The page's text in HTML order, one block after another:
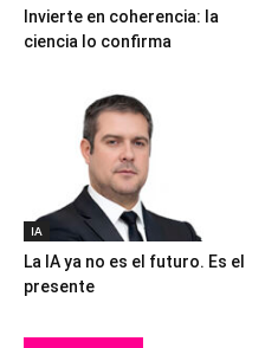
Invierte en coherencia: la
ciencia lo confirma
IA
La IA ya no es el futuro. Es el
presente